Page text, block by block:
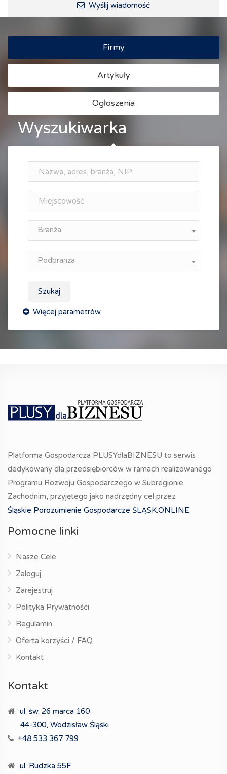
Wyślij wiadomość
Firmy
Artykuły
Ogłoszenia
Wyszukiwarka
Branża
Podbranża
Szukaj
Platforma Gospodarcza PLUSYdlaBIZNESU to serwis
dedykowany dla przedsiębiorców w ramach realizowanego
Programu Rozwoju Gospodarczego w Subregionie
Zachodnim, przyjętego jako nadrzędny cel przez
Śląskie Porozumienie Gospodarcze ŚLĄSK.ONLINE
Pomocne linki
Nasze Cele
Zaloguj
Zarejestruj
Polityka Prywatności
Regulamin
Oferta korzyści / FAQ
Kontakt
Kontakt
ul. św. 26 marca 160
44-300, Wodzisław Śląski
+48 533 367 799
ul. Rudzka 55F